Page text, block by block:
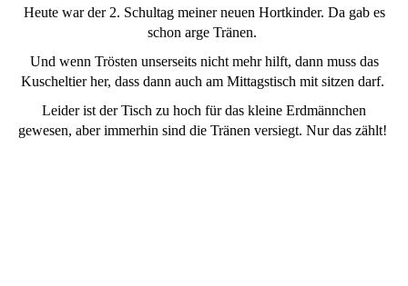
Heute war der 2. Schultag meiner neuen Hortkinder. Da gab es
schon arge Tränen.
Und wenn Trösten unserseits nicht mehr hilft, dann muss das
Kuscheltier her, dass dann auch am Mittagstisch mit sitzen darf.
Leider ist der Tisch zu hoch für das kleine Erdmännchen
gewesen, aber immerhin sind die Tränen versiegt. Nur das zählt!